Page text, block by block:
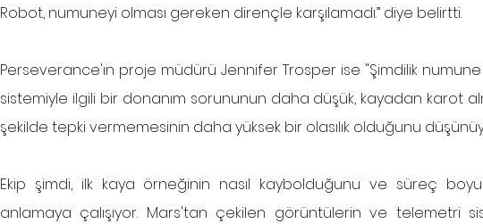
Robot, numuneyi olması gereken dirençle karşılamadı.” diye belirtti.
Perseverance'ın proje müdürü Jennifer Trosper ise "Şimdilik
sistemiyle ilgili bir donanım sorununun daha düşük, kayadan karot
şekilde tepki vermemesinin daha yüksek bir olasılık olduğunu
Ekip şimdi, ilk kaya örneğinin nasıl kaybolduğunu ve süreç
anlamaya çalışıyor. Mars'tan çekilen görüntülerin ve telemetri